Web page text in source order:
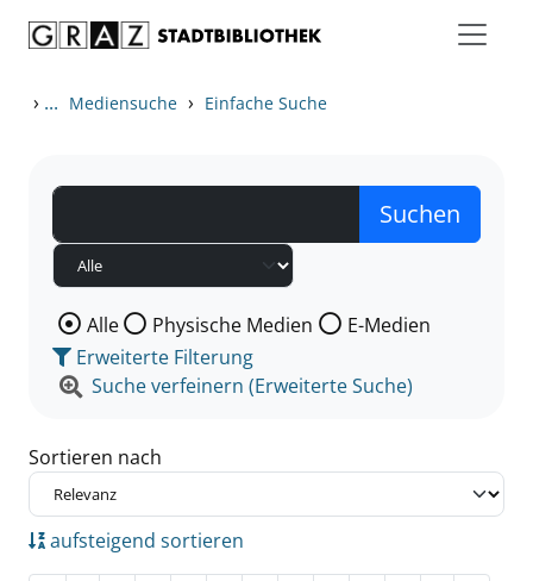
› ... Mediensuche › Einfache Suche
Wählen Sie die Medienart nach der Sie suchen wollen.
Alle Physische Medien
E-Medien
Erweiterte Filterung
Suche verfeinern (Erweiterte Suche)
Sortieren nach
aufsteigend sortieren